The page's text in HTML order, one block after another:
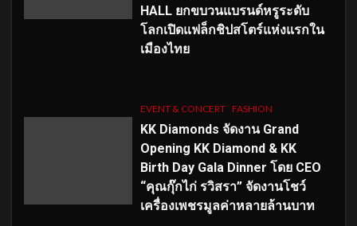
HALL ยกขบวนแบรนด์หรูระดับ
โลกเปิดแฟล็กชิปสโตร์แห่งแรกใน
เมืองไทย
EVENT & CONCERT FASHION
KK Diamonds จัดงาน Grand
Opening KK Diamond & KK
Birth Day Gala Dinner โดย CEO
“คุณกุ๊กไก่ รวิสรา” จัดงานโชว์
เครื่องเพชรมูลค่าหลายล้านบาท